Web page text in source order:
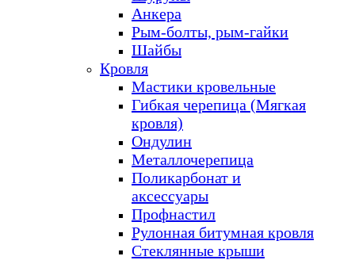
Анкера
Рым-болты, рым-гайки
Шайбы
Кровля
Мастики кровельные
Гибкая черепица (Мягкая
кровля)
Ондулин
Металлочерепица
Поликарбонат и
аксессуары
Профнастил
Рулонная битумная кровля
Стеклянные крыши